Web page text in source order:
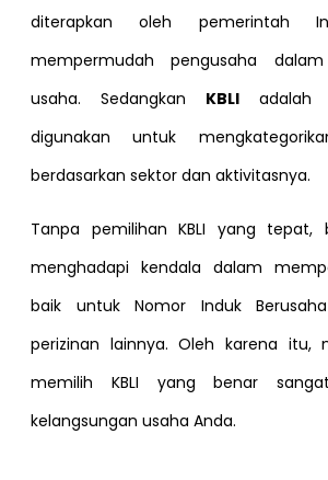
diterapkan oleh pemerintah
mempermudah pengusaha
usaha. Sedangkan KBLI adalah
digunakan untuk
berdasarkan sektor dan aktivitasnya.
Tanpa pemilihan KBLI yang tepat,
menghadapi kendala dalam
baik untuk Nomor Induk
perizinan lainnya. Oleh karena itu,
memilih KBLI yang benar
kelangsungan usaha Anda.